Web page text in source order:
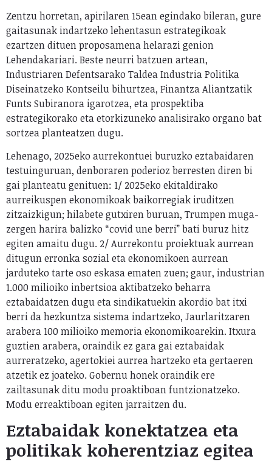
Zentzu horretan, apirilaren 15ean egindako bileran, gure
gaitasunak indartzeko lehentasun estrategikoak
ezartzen dituen proposamena helarazi genion
Lehendakariari. Beste neurri batzuen artean,
Industriaren Defentsarako Taldea Industria Politika
Diseinatzeko Kontseilu bihurtzea, Finantza Aliantzatik
Funts Subiranora igarotzea, eta prospektiba
estrategikorako eta etorkizuneko analisirako organo bat
sortzea planteatzen dugu.
Lehenago, 2025eko aurrekontuei buruzko eztabaidaren
testuinguruan, denboraren poderioz berresten diren bi
gai planteatu genituen: 1/ 2025eko ekitaldirako
aurreikuspen ekonomikoak baikorregiak iruditzen
zitzaizkigun; hilabete gutxiren buruan, Trumpen muga-
zergen harira balizko “covid une berri” bati buruz hitz
egiten amaitu dugu. 2/ Aurrekontu proiektuak aurrean
ditugun erronka sozial eta ekonomikoen aurrean
jarduteko tarte oso eskasa ematen zuen; gaur, industrian
1.000 milioiko inbertsioa aktibatzeko beharra
eztabaidatzen dugu eta sindikatuekin akordio bat itxi
berri da hezkuntza sistema indartzeko, Jaurlaritzaren
arabera 100 milioiko memoria ekonomikoarekin. Itxura
guztien arabera, oraindik ez gara gai eztabaidak
aurreratzeko, agertokiei aurrea hartzeko eta gertaeren
atzetik ez joateko. Gobernu honek oraindik ere
zailtasunak ditu modu proaktiboan funtzionatzeko.
Modu erreaktiboan egiten jarraitzen du.
Eztabaidak konektatzea eta
politikak koherentziaz egitea